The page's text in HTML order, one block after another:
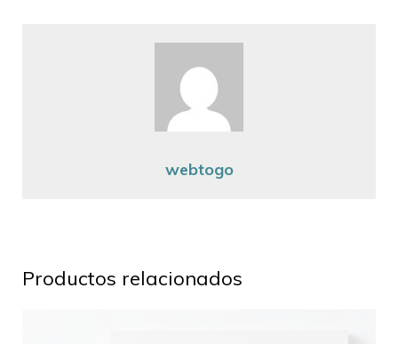
webtogo
Productos relacionados